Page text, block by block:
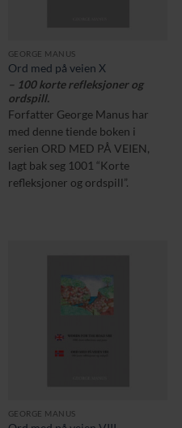
GEORGE MANUS
Ord med på veien X
– 100 korte refleksjoner og
ordspill.
Forfatter George Manus har
med denne tiende boken i
serien ORD MED PÅ VEIEN,
lagt bak seg 1001 “Korte
refleksjoner og ordspill”.
GEORGE MANUS